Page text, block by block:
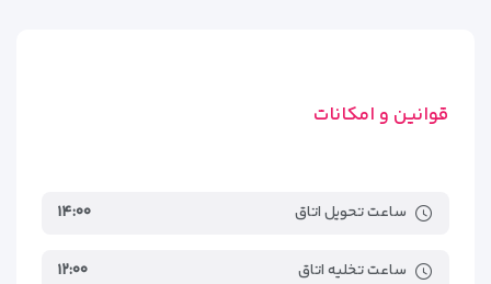
قوانین و امکانات
ساعت تحویل اتاق ۱۴:۰۰
ساعت تخلیه اتاق ۱۲:۰۰